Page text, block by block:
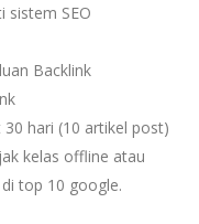
sistem SEO
Backlink
hari (10 artikel post)
kelas offline atau
top 10 google.